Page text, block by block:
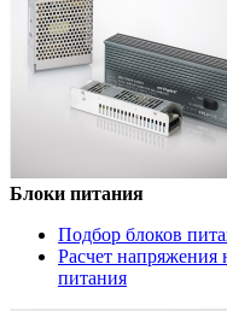
Блоки питания
Подбор блоков
Расчет напряжения
питания